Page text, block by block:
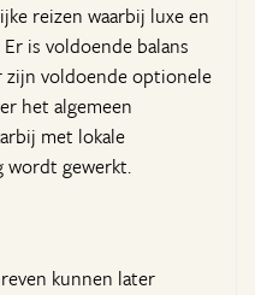
reizen waarbij luxe en
is voldoende balans
voldoende optionele
het algemeen
met lokale
wordt gewerkt.
kunnen later